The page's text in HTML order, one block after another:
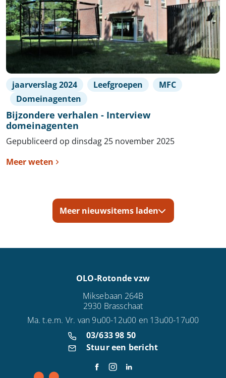
jaarverslag 2024 Leefgroepen
MFC
Domeinagenten
Bijzondere verhalen - Interview
domeinagenten
Gepubliceerd op dinsdag 25 november 2025
Meer weten
Meer nieuwsitems laden
OLO-Rotonde vzw
Miksebaan 264B
2930 Brasschaat
Ma. t.e.m. Vr. van 9u00-12u00 en 13u00-17u00
03/633 98 50
Stuur een bericht